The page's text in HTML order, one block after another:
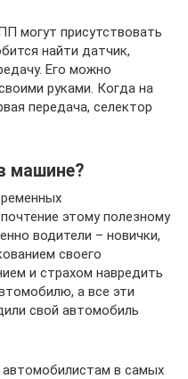
могут присутствовать
найти датчик,
Его можно
руками. Когда на
передача, селектор
машине?
этому полезному
водители – новички,
своего
и страхом навредить
а все эти
свой автомобиль
автомобилистам в самых